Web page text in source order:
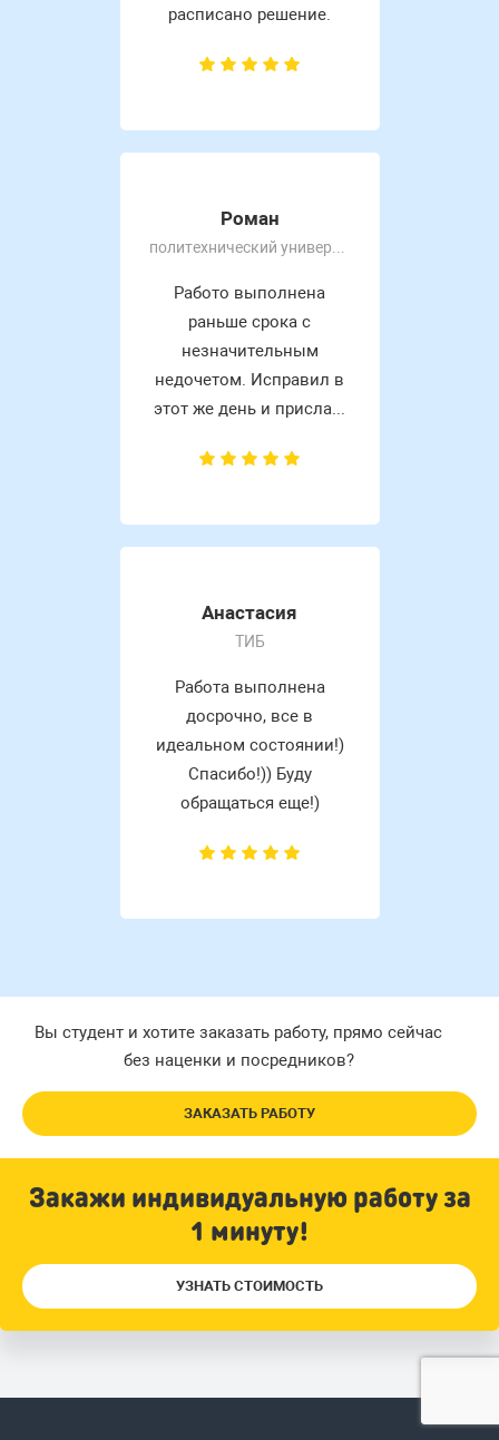
расписано решение.
Роман
политехнический университет
Работо выполнена
раньше срока с
незначительным
недочетом. Исправил в
этот же день и присла...
Анастасия
ТИБ
Работа выполнена
досрочно, все в
идеальном состоянии!)
Спасибо!)) Буду
обращаться еще!)
Вы студент и хотите заказать работу, прямо сейчас
без наценки и посредников?
ЗАКАЗАТЬ РАБОТУ
Закажи индивидуальную работу за
1 минуту!
УЗНАТЬ СТОИМОСТЬ